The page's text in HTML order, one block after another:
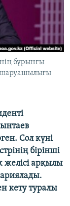
бұрынғы
шаруашылығы
Сол күні
бірінші
арқылы
кету туралы